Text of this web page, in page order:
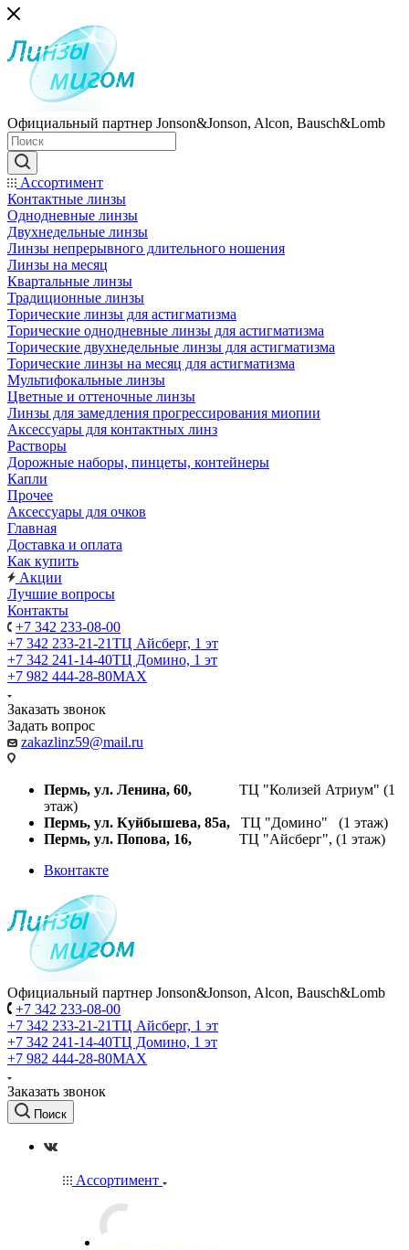
Официальный партнер Jonson&Jonson, Alcon, Bausch&Lomb
Ассортимент
Контактные линзы
Однодневные линзы
Двухнедельные линзы
Линзы непрерывного длительного ношения
Линзы на месяц
Квартальные линзы
Традиционные линзы
Торические линзы для астигматизма
Торические однодневные линзы для астигматизма
Торические двухнедельные линзы для астигматизма
Торические линзы на месяц для астигматизма
Мультифокальные линзы
Цветные и оттеночные линзы
Линзы для замедления прогрессирования миопии
Аксессуары для контактных линз
Растворы
Дорожные наборы, пинцеты, контейнеры
Капли
Прочее
Аксессуары для очков
Главная
Доставка и оплата
Как купить
Акции
Лучшие вопросы
Контакты
+7 342 233-08-00
+7 342 233-21-21ТЦ Айсберг, 1 эт
+7 342 241-14-40ТЦ Домино, 1 эт
+7 982 444-28-80MAX
Заказать звонок
Задать вопрос
zakazlinz59@mail.ru
Пермь, ул. Ленина, 60, ТЦ "Колизей Атриум" (1
этаж)
Пермь, ул. Куйбышева, 85а, ТЦ "Домино" (1 этаж)
Пермь, ул. Попова, 16, ТЦ "Айсберг", (1 этаж)
Вконтакте
Официальный партнер Jonson&Jonson, Alcon, Bausch&Lomb
+7 342 233-08-00
+7 342 233-21-21ТЦ Айсберг, 1 эт
+7 342 241-14-40ТЦ Домино, 1 эт
+7 982 444-28-80MAX
Заказать звонок
Поиск
Ассортимент